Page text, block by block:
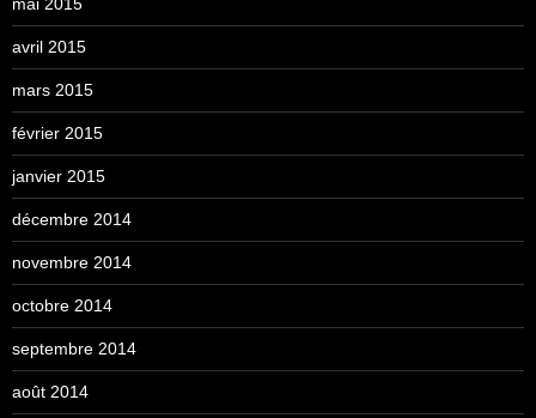
avril 2015
mars 2015
février 2015
janvier 2015
décembre 2014
novembre 2014
octobre 2014
septembre 2014
août 2014